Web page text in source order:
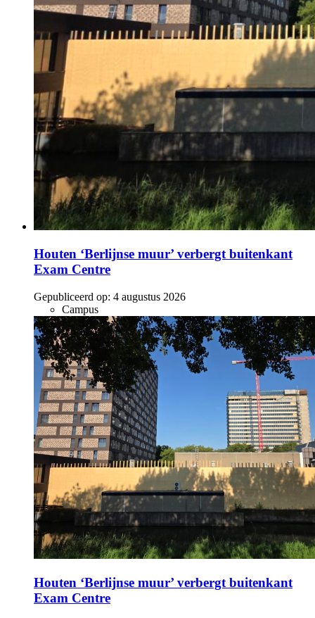
Houten ‘Berlijnse muur’ verbergt buitenkant
Exam Centre
Gepubliceerd op: 4 augustus 2026
Campus
Houten ‘Berlijnse muur’ verbergt buitenkant
Exam Centre